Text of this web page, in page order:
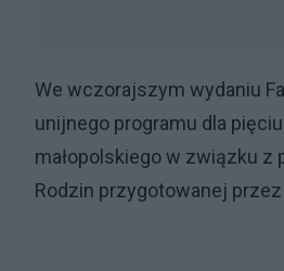
We wczorajszym wydaniu
unijnego programu dla
małopolskiego w związku z
Rodzin przygotowanej przez